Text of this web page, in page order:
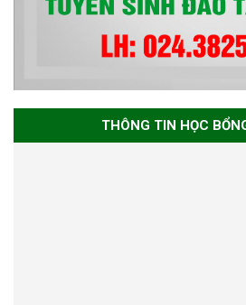
THÔNG TIN HỌC